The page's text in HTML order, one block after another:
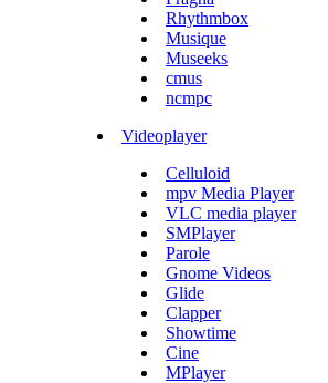
Rhythmbox
Musique
Museeks
cmus
ncmpc
Videoplayer
Celluloid
mpv Media Player
VLC media player
SMPlayer
Parole
Gnome Videos
Glide
Clapper
Showtime
Cine
MPlayer